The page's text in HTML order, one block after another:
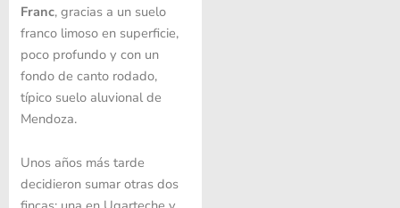
Franc, gracias a un suelo
franco limoso en superficie,
poco profundo y con un
fondo de canto rodado,
típico suelo aluvional de
Mendoza.
Unos años más tarde
decidieron sumar otras dos